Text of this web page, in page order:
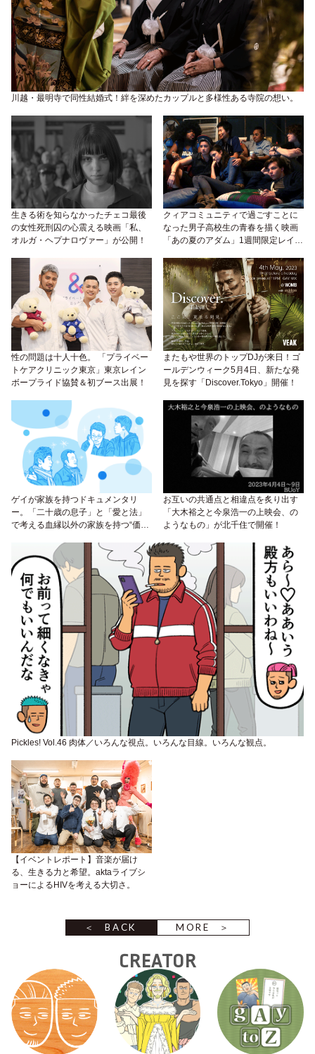
川越・最明寺で同性結婚式！絆を深めたカップルと多様性ある寺院の想い。
生きる術を知らなかったチェコ最後
の女性死刑囚の心震える映画「私、
オルガ・ヘプナロヴァー」が公開！
クィアコミュニティで過ごすことに
なった男子高校生の青春を描く映画
「あの夏のアダム」1週間限定レイト
性の問題は十人十色。 「プライベー
トケアクリニック東京」東京レイン
ボープライド協賛＆初ブース出展！
またもや世界のトップDJが来日！ゴ
ールデンウィーク5月4日、新たな発
見を探す「Discover.Tokyo」開催！
ゲイが家族を持つドキュメンタリ
ー。「二十歳の息子」と「愛と法」
で考える血縁以外の家族を持つ“価値
お互いの共通点と相違点を炙り出す
「大木裕之と今泉浩一の上映会、の
ようなもの」が北千住で開催！
Pickles! Vol.46 肉体／いろんな視点。いろんな目線。いろんな観点。
【イベントレポート】音楽が届け
る、生きる力と希望。aktaライブシ
ョーによるHIVを考える大切さ。
BACK MORE
CREATOR